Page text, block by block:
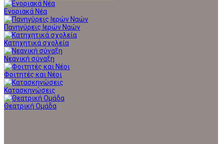
Ενοριακά Νέα
Πανηγύρεις Ιερών Ναών
Κατηχητικά σχολεία
Νεανική σύναξη
Φοιτητές και Νέοι
Κατασκηνώσεις
Θεατρική Ομάδα